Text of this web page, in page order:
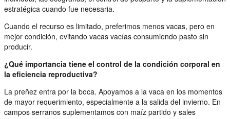
estratégica cuando fue necesaria.
Cuando el recurso es limitado, preferimos menos vacas, pero en
mejor condición, evitando vacas vacías consumiendo pasto sin
producir.
¿Qué importancia tiene el control de la condición corporal en
la eficiencia reproductiva?
La preñez entra por la boca. Apoyamos a la vaca en los momentos
de mayor requerimiento, especialmente a la salida del invierno. En
campos serranos suplementamos con maíz partido y sales